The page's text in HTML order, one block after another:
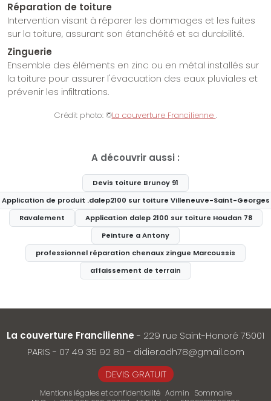
Réparation de toiture
Intervention visant à réparer les dommages et les fuites
sur la toiture, assurant son étanchéité et sa durabilité.
Zinguerie
Ensemble des éléments en zinc ou en métal installés sur
la toiture pour assurer l'évacuation des eaux pluviales et
prévenir les infiltrations.
Crédit photo: ©La couverture Francilienne .
A découvrir aussi :
Devis toiture Brunoy 91
Application de produit .dalep2100 sur toiture Villeneuve-Saint-Georges
Ravalement
Application dalep 2100 sur toiture Houdan 78
Peinture a Antony
professionnel réparation chenaux zingue Marcoussis
affaissement de terrain
La couverture Francilienne - 229 rue Saint-Honoré 75001
PARIS - 07 49 35 92 80 - didier.adh78@gmail.com
DEVIS GRATUIT
Mentions légales et confidentialité Admin Sommaire